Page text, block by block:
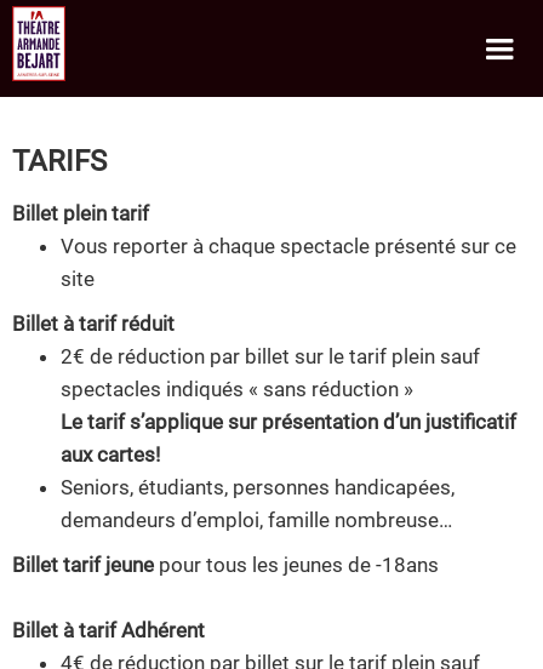
Informations pratiques
TARIFS
Billet plein tarif
Vous reporter à chaque spectacle présenté sur ce
site
Billet à tarif réduit
2€ de réduction par billet sur le tarif plein sauf
spectacles indiqués « sans réduction »
Le tarif s’applique sur présentation d’un justificatif
aux cartes!
Seniors, étudiants, personnes handicapées,
demandeurs d’emploi, famille nombreuse…
Billet tarif jeune pour tous les jeunes de -18ans
Billet à tarif Adhérent
4€ de réduction par billet sur le tarif plein sauf